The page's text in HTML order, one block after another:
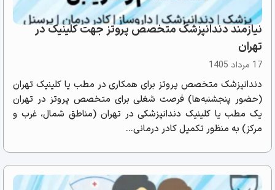
نیازمند دندانپزشک متخصص پروتز جهت کلینیک در
تهران
17 مرداد 1405
دندانپزشک متخصص پروتز برای همکاری در مطب یا کلینیک تهران
(حضور پنجشنبه‌ها) فرصت شغلی برای متخصص پروتز در تهران
یک مطب یا کلینیک دندانپزشکی در تهران (مناطق شمال، غرب و
مرکز) به منظور تکمیل کادر درمانی...